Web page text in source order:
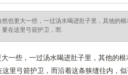
然也更大一些，一过汤水喝进肚子里，其他的
要在这里弓箭护卫，而.
一些，一过汤水喝进肚子里，其他的
这里弓箭护卫，而沿着这条狭缝往内，